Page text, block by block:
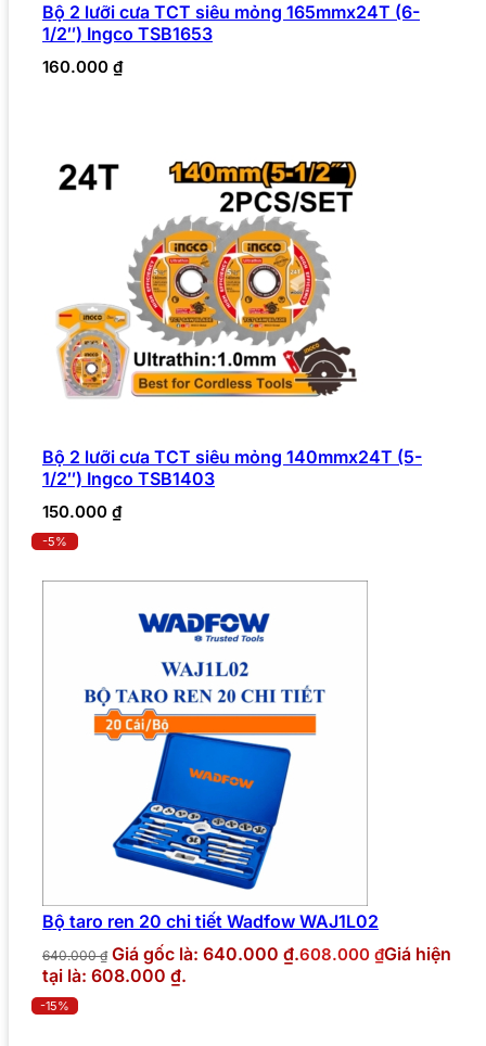
Bộ 2 lưỡi cưa TCT siêu mỏng 165mmx24T (6-
1/2″) Ingco TSB1653
160.000 ₫
Bộ 2 lưỡi cưa TCT siêu mỏng 140mmx24T (5-
1/2″) Ingco TSB1403
150.000 ₫
-5%
Bộ taro ren 20 chi tiết Wadfow WAJ1L02
640.000₫ Giá gốc là: 640.000 ₫.608.000 ₫Giá hiện
tại là: 608.000 ₫.
-15%